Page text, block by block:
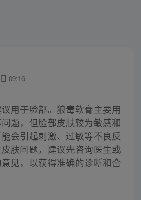
09:16
用于脸部。狼毒软膏主要用
题，但脸部皮肤较为敏感和
会引起刺激、过敏等不良反
肤问题，建议先咨询医生或
见，以获得准确的诊断和合